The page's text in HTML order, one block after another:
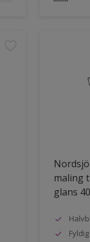
maling
glans 40